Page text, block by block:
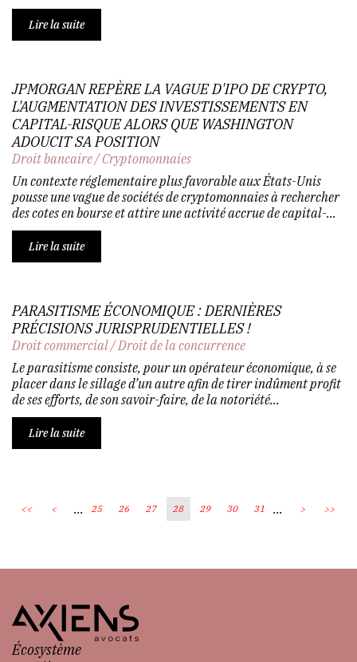
Lire la suite
JPMORGAN REPÈRE LA VAGUE D'IPO DE CRYPTO,
L'AUGMENTATION DES INVESTISSEMENTS EN
CAPITAL-RISQUE ALORS QUE WASHINGTON
ADOUCIT SA POSITION
Droit bancaire/Cryptomonnaies
Un contexte réglementaire plus favorable aux États-Unis
pousse une vague de sociétés de cryptomonnaies à rechercher
des cotes en bourse et attire une activité accrue de capital-...
Lire la suite
PARASITISME ÉCONOMIQUE : DERNIÈRES
PRÉCISIONS JURISPRUDENTIELLES !
Droit commercial/Droit de la concurrence
Le parasitisme consiste, pour un opérateur économique, à se
placer dans le sillage d’un autre afin de tirer indûment profit
de ses efforts, de son savoir-faire, de la notoriété...
Lire la suite
<< < ... 25 26 27 28 29 30 31 ... > >>
Écosystème